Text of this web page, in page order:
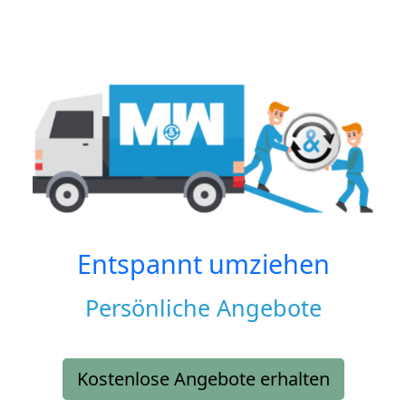
Entspannt umziehen
Persönliche Angebote
Kostenlose Angebote erhalten